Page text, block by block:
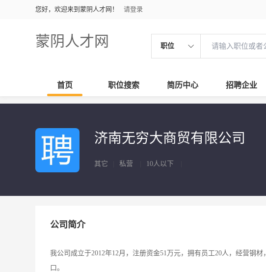
您好，欢迎来到蒙阴人才网！ 请登录
蒙阴人才网 职位
首页 职位搜索 简历中心 招聘企业
济南无穷大商贸有限公司
其它 私营 10人以下
公司简介
我公司成立于2012年12月，注册资金51万元，拥有员工20人，经营钢
口。